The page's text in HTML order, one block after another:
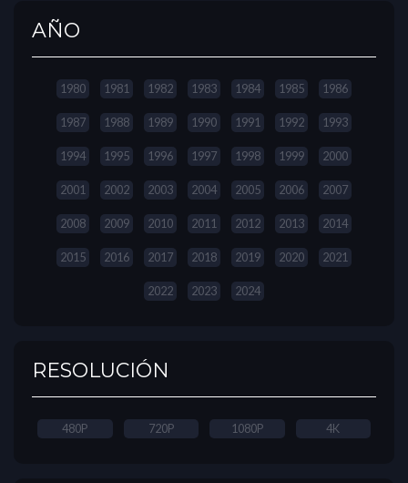
AÑO
1980 1981 1982 1983 1984 1985 1986
1987 1988 1989 1990 1991 1992 1993
1994 1995 1996 1997 1998 1999 2000
2001 2002 2003 2004 2005 2006 2007
2008 2009 2010 2011 2012 2013 2014
2015 2016 2017 2018 2019 2020 2021
2022 2023 2024
RESOLUCIÓN
480P 720P 1080P 4K